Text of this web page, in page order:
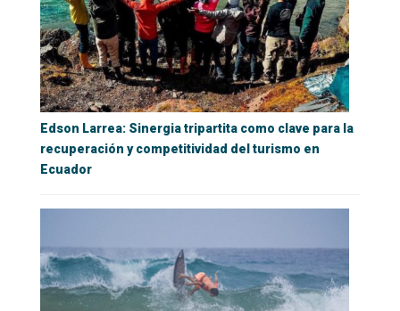
Edson Larrea: Sinergia tripartita como clave para la
recuperación y competitividad del turismo en
Ecuador